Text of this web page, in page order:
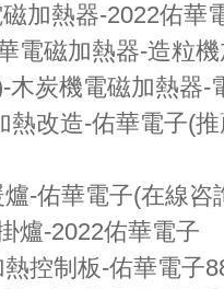
加熱器-2022佑華
電磁加熱器-造粒
木炭機電磁加熱器-
熱改造-佑華電子(
-佑華電子(在線咨
爐-2022佑華電子
控制板-佑華電子